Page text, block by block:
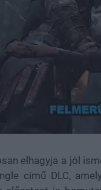
21.86%
elhagyja a jól
című DLC,